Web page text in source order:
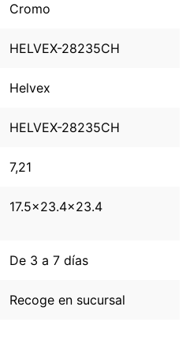
Cromo
HELVEX-28235CH
Helvex
HELVEX-28235CH
7,21
17.5x23.4x23.4
De 3 a 7 días
Recoge en sucursal